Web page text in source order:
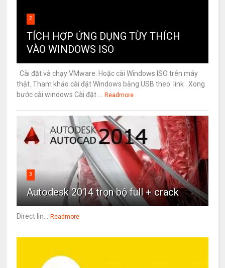
2
TÍCH HỢP ỨNG DỤNG TÙY THÍCH
VÀO WINDOWS ISO
Cài đặt và chạy VMware. Hoặc cài Windows ISO trên máy
thật. Tham khảo cài đặt Windows bằng USB theo link . Xong
bước cài windows Cài đặt ...
Readmore
3
Autodesk 2014 trọn bộ full + crack
Direct lin... Readmore